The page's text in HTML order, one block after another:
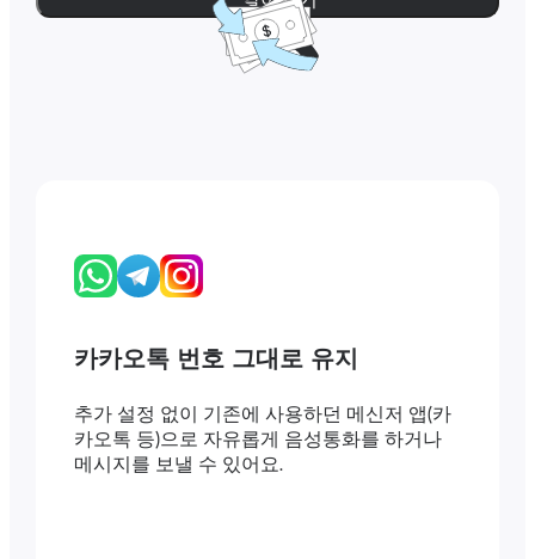
카카오톡 번호 그대로 유지
추가 설정 없이 기존에 사용하던 메신저 앱(카
카오톡 등)으로 자유롭게 음성통화를 하거나
메시지를 보낼 수 있어요.